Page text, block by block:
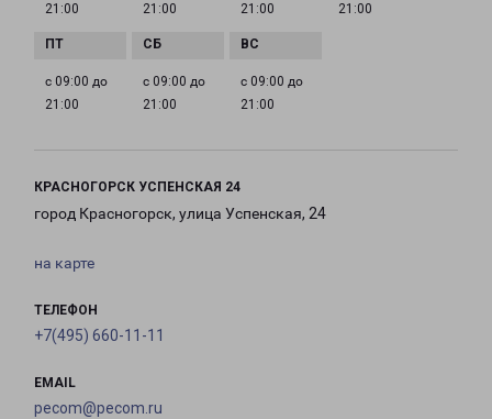
21:00
21:00
21:00
21:00
с 09:00 до
21:00
с 09:00 до
21:00
с 09:00 до
21:00
КРАСНОГОРСК УСПЕНСКАЯ 24
город Красногорск, улица Успенская, 24
на карте
ТЕЛЕФОН
+7(495) 660-11-11
EMAIL
pecom@pecom.ru